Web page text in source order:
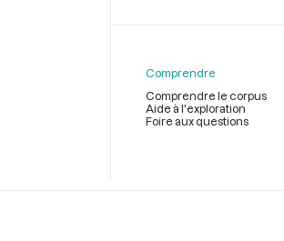
page
Comprendre
Comprendre le corpus
Aide à l'exploration
Foire aux questions